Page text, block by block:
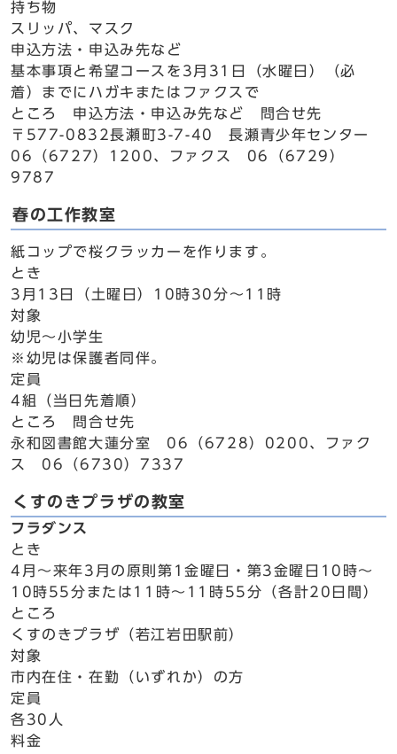
持ち物
スリッパ、マスク
申込方法・申込み先など
基本事項と希望コースを3月31日（水曜日）（必
着）までにハガキまたはファクスで
ところ 申込方法・申込み先など 問合せ先
〒577-0832長瀬町3-7-40 長瀬青少年センター
06（6727）1200、ファクス 06（6729）
9787
春の工作教室
紙コップで桜クラッカーを作ります。
とき
3月13日（土曜日）10時30分～11時
対象
幼児～小学生
※幼児は保護者同伴。
定員
4組（当日先着順）
ところ 問合せ先
永和図書館大蓮分室 06（6728）0200、ファク
ス 06（6730）7337
くすのきプラザの教室
フラダンス
とき
4月～来年3月の原則第1金曜日・第3金曜日10時～
10時55分または11時～11時55分（各計20日間）
ところ
くすのきプラザ（若江岩田駅前）
対象
市内在住・在勤（いずれか）の方
定員
各30人
料金